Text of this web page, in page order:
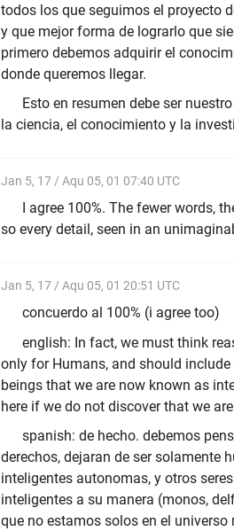
todos los que seguimos el proyecto
y que mejor forma de lograrlo que
primero debemos adquirir el
donde queremos llegar.
Esto en resumen debe ser
la ciencia, el conocimiento y la
Jan 5, 17 / Aqu 05, 01 07:40 UTC
I agree 100%. The fewer words,
so every detail, seen in an
Jan 5, 17 / Aqu 05, 01 20:51 UTC
concuerdo al 100% (i agree too)
english: In fact, we must think
only for Humans, and should
beings that we are now known as
here if we do not discover that we
spanish: de hecho. debemos
derechos, dejaran de ser solamente
inteligentes autonomas, y otros
inteligentes a su manera (monos,
que no estamos solos en el universo